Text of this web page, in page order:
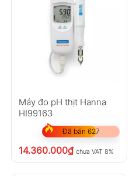
Máy đo pH thịt Hanna
HI99163
Đã bán 627
14.360.000₫ chưa VAT 8%